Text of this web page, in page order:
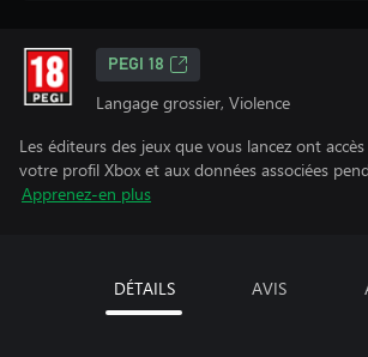
PEGI 18
Langage grossier, Violence
Les éditeurs des jeux que vous lancez ont
votre profil Xbox et aux données associées
Apprenez-en plus
DÉTAILS AVIS